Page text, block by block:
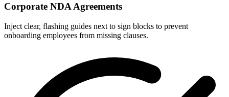
Corporate NDA Agreements
Inject clear, flashing guides next to sign blocks to prevent
onboarding employees from missing clauses.